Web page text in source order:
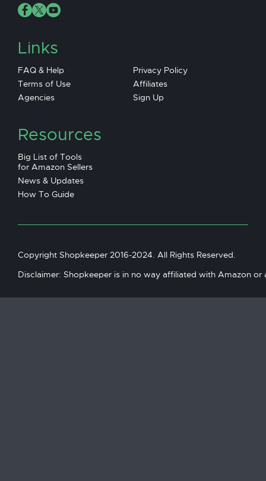
Links
FAQ & Help
Privacy Policy
Terms of Use
Affiliates
Agencies
Sign Up
Resources
Big List of Tools
for Amazon Sellers
News & Updates
How To Guide
Copyright Shopkeeper 2016-2024. All Rights Reserved.
Disclaimer: Shopkeeper is in no way affiliated with Amazon or